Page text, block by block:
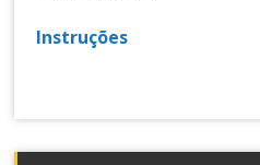
Instruções